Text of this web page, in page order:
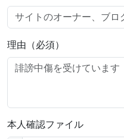
理由（必須）
本人確認ファイル